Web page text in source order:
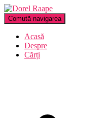
Comută navigarea
Acasă
Despre
Cărți